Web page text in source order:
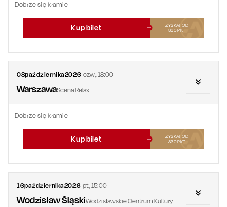
Dobrze się kłamie
Kup bilet
ZYSKAJ OD
330PKT
08października2026 czw.,18:00
WarszawaScena Relax
Dobrze się kłamie
Kup bilet
ZYSKAJ OD
330PKT
16października2026 pt.,15:00
Wodzisław ŚląskiWodzisławskie Centrum Kultury